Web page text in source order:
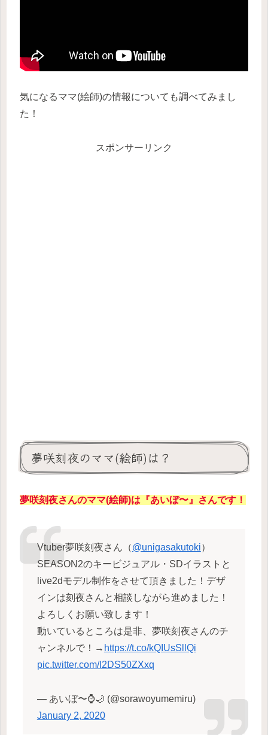
気になるママ(絵師)の情報についても調べてみまし
た！
スポンサーリンク
夢咲刻夜のママ(絵師)は？
夢咲刻夜さんのママ(絵師)は『あいぼ〜』さんです！
Vtuber夢咲刻夜さん（@unigasakutoki）
SEASON2のキービジュアル・SDイラストと
live2dモデル制作をさせて頂きました！デザ
インは刻夜さんと相談しながら進めました！
よろしくお願い致します！
動いているところは是非、夢咲刻夜さんのチ
ャンネルで！→ https://t.co/kQIUsSllQi
pic.twitter.com/l2DS50ZXxq
— あいぼ〜⌚️🌙 (@sorawoyumemiru)
January 2, 2020